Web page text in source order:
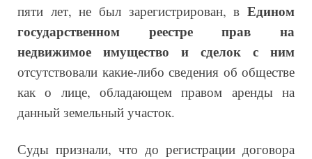
пяти лет, не был зарегистрирован, в Едином
государственном реестре прав на
недвижимое имущество и сделок с ним
отсутствовали какие-либо сведения об обществе
как о лице, обладающем правом аренды на
данный земельный участок.
Суды признали, что до регистрации договора